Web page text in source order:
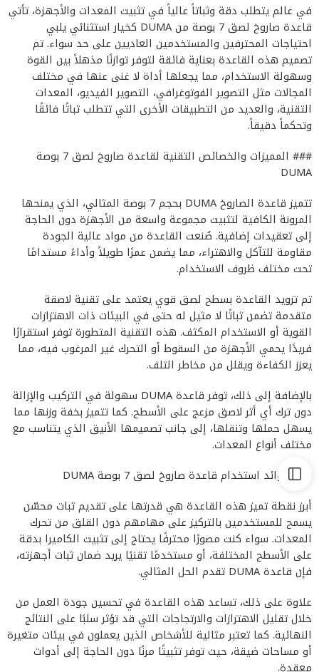
في عالم يتطلب دقة وثباتاً عالياً في تثبيت المعدات والأجهزة، تأتي
قاعدة صاروخ لصق 7 بوصة من DUMA كخيار استثنائي يلبي
احتياجات المحترفين والمستخدمين العاديين على حد سواء. تم
تصميم هذه القاعدة بعناية فائقة لتوفر توازنًا مذهلاً بين القوة
وسهولة الاستخدام، مما يجعلها أداة لا غنى عنها في مختلف
المجالات مثل التصوير الفوتوغرافي، التصوير الفيديو، المعدات
التقنية، والعديد من التطبيقات الأخرى التي تتطلب ثباتًا فائقًا
وتحكماً دقيقاً.
### المميزات والخصائص التقنية لقاعدة صاروخ لصق 7 بوصة
DUMA
تتميز قاعدة الصاروخ DUMA بحجم 7 بوصة المثالي، الذي يمنحها
المرونة الكافية لتثبيت مجموعة واسعة من الأجهزة دون الحاجة
إلى تعقيدات إضافية. صُنعت القاعدة من مواد عالية الجودة
مقاومة للتآكل والاهتراء، مما يضمن عمرًا طويلاً وأداءً مستدامًا
تحت مختلف ظروف الاستخدام.
تم تزويد القاعدة بسطح لصق قوي يعتمد على تقنية لاصقة
متقدمة تضمن ثباتًا لا مثيل له حتى في البيئات ذات الاهتزازات
القوية أو الاستخدام المكثف. هذه التقنية المتطورة توفر استقرارًا
فريدًا يحمي الأجهزة من السقوط أو التحرك غير المرغوب فيه، مما
يعزز الكفاءة ويقلل من مخاطر التلف.
بالإضافة إلى ذلك، توفر قاعدة DUMA سهولة في التركيب والإزالة
دون ترك أي أثر لاصق مزعج على الأسطح. كما تتميز بخفة وزنها مما
يسهل حملها وتنقلها، إلى جانب تصميمها الأنيق الذي يتناسب مع
مختلف أنواع المعدات.
### فوائد استخدام قاعدة صاروخ لصق 7 بوصة DUMA
أبرز نقطة تميز هذه القاعدة هي قدرتها على تقديم ثبات محسّن
يسمح للمستخدمين بالتركيز على مهامهم دون القلق من تحرك
المعدات. سواء كنت مصورًا محترفًا يحتاج إلى تثبيت الكاميرا بدقة
على الأسطح المختلفة، أو مستخدمًا تقنيًا يريد ضمان ثبات أجهزته،
فإن قاعدة DUMA تقدم الحل المثالي.
علاوة على ذلك، تساعد هذه القاعدة في تحسين جودة العمل من
خلال تقليل الاهتزازات والارتجاجات التي قد تؤثر سلبًا على النتائج
النهائية. كما تعتبر مثالية للأشخاص الذين يعملون في بيئات متغيرة
أو مساحات ضيقة، حيث توفر تثبيتًا مرنًا دون الحاجة إلى أدوات
معقدة.